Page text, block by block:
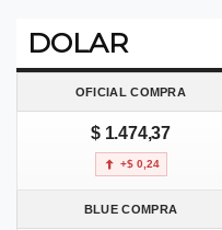
DOLAR
OFICIAL COMPRA
$ 1.474,37
+$ 0,24
BLUE COMPRA